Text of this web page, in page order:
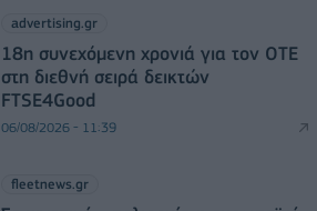
advertising.gr
18η συνεχόμενη χρονιά για τον ΟΤΕ
στη διεθνή σειρά δεικτών
FTSE4Good
06/08/2026 - 11:39
fleetnews.gr